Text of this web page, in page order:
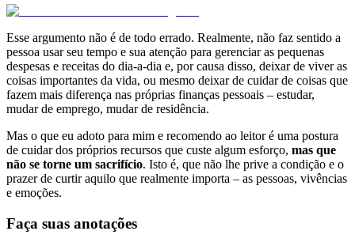
Esse argumento não é de todo errado. Realmente, não faz sentido a
pessoa usar seu tempo e sua atenção para gerenciar as pequenas
despesas e receitas do dia-a-dia e, por causa disso, deixar de viver as
coisas importantes da vida, ou mesmo deixar de cuidar de coisas que
fazem mais diferença nas próprias finanças pessoais – estudar,
mudar de emprego, mudar de residência.
Mas o que eu adoto para mim e recomendo ao leitor é uma postura
de cuidar dos próprios recursos que custe algum esforço, mas que
não se torne um sacrifício. Isto é, que não lhe prive a condição e o
prazer de curtir aquilo que realmente importa – as pessoas, vivências
e emoções.
Faça suas anotações